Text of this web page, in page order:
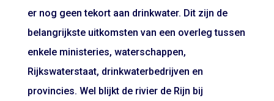
er nog geen tekort aan drinkwater. Dit zijn de
belangrijkste uitkomsten van een overleg tussen
enkele ministeries, waterschappen,
Rijkswaterstaat, drinkwaterbedrijven en
provincies. Wel blijkt de rivier de Rijn bij